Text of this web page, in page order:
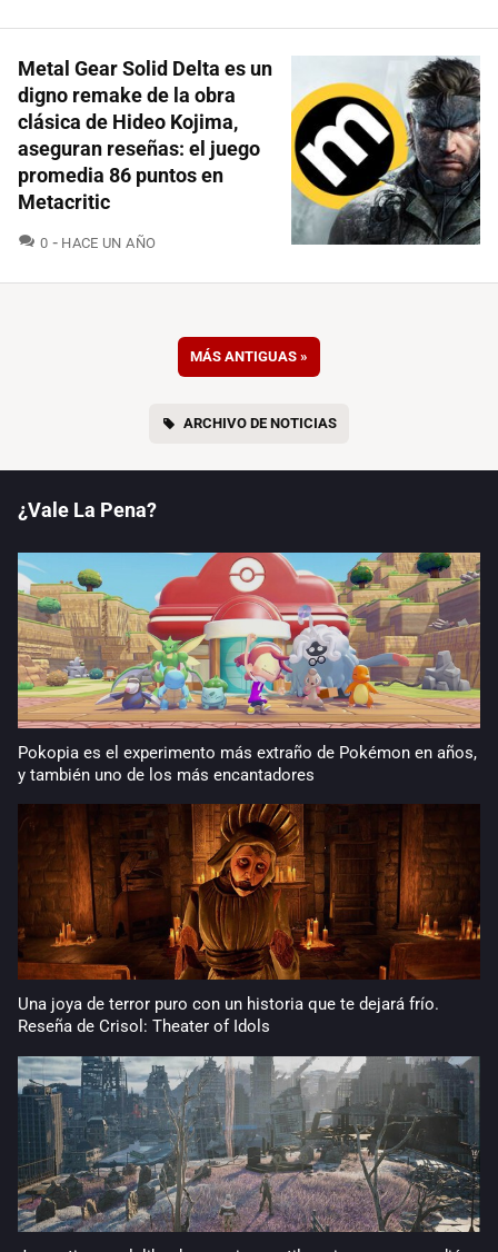
Metal Gear Solid Delta es un
digno remake de la obra
clásica de Hideo Kojima,
aseguran reseñas: el juego
promedia 86 puntos en
Metacritic
0 COMENTARIOS
HACE UN AÑO
MÁS ANTIGUAS »
ARCHIVO DE NOTICIAS
¿Vale La Pena?
Pokopia es el experimento más extraño de Pokémon en años,
y también uno de los más encantadores
Una joya de terror puro con un historia que te dejará frío.
Reseña de Crisol: Theater of Idols